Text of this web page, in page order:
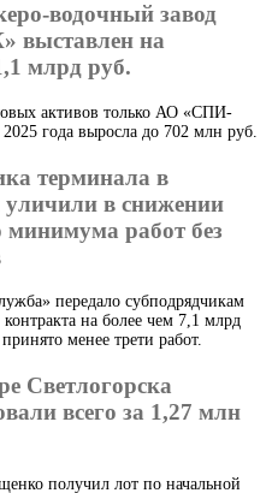
водочный завод
выставлен на
млрд руб.
активов только АО «СПИ-
года выросла до 702 млн руб.
терминала в
в снижении
минимума работ без
передало субподрядчикам
на более чем 7,1 млрд
менее трети работ.
Светлогорска
всего за 1,27 млн
получил лот по начальной